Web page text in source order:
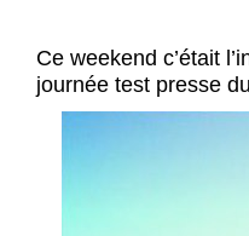
Ce weekend c’était
journée test presse